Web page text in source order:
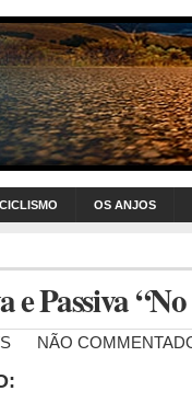
OS ANJOS
e Passiva
NÃO